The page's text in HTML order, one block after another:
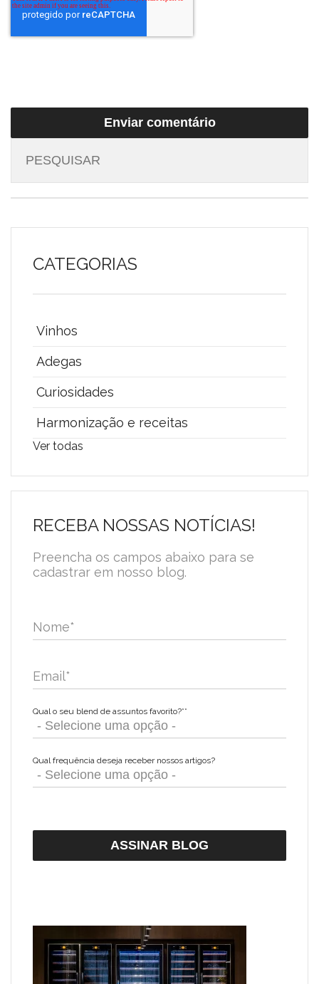
CATEGORIAS
Vinhos
Adegas
Curiosidades
Harmonização e receitas
Ver todas
RECEBA NOSSAS NOTÍCIAS!
Preencha os campos abaixo para se
cadastrar em nosso blog.
Nome*
Email*
Qual o seu blend de assuntos favorito?**
Qual frequência deseja receber nossos artigos?